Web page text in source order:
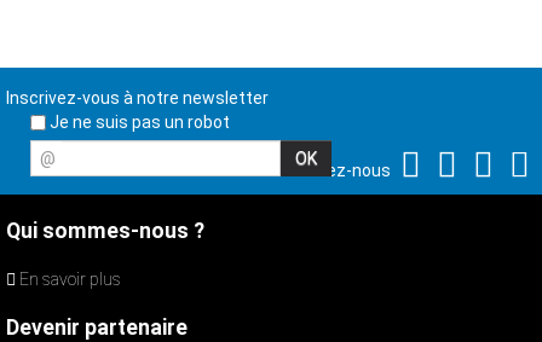
Inscrivez-vous à notre newsletter
Je ne suis pas un robot
@
Suivez-nous
Qui sommes-nous ?
En savoir plus
Devenir partenaire